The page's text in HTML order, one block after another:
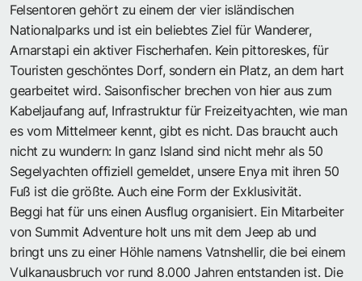
Felsentoren gehört zu einem der vier isländischen
Nationalparks und ist ein beliebtes Ziel für Wanderer,
Arnarstapi ein aktiver Fischerhafen. Kein pittoreskes, für
Touristen geschöntes Dorf, sondern ein Platz, an dem hart
gearbeitet wird. Saisonfischer brechen von hier aus zum
Kabeljaufang auf, Infrastruktur für Freizeityachten, wie man
es vom Mittelmeer kennt, gibt es nicht. Das braucht auch
nicht zu wundern: In ganz Island sind nicht mehr als 50
Segelyachten offiziell gemeldet, unsere Enya mit ihren 50
Fuß ist die größte. Auch eine Form der Exklusivität.
Beggi hat für uns einen Ausflug organisiert. Ein Mitarbeiter
von Summit Adventure holt uns mit dem Jeep ab und
bringt uns zu einer Höhle namens Vatnshellir, die bei einem
Vulkanausbruch vor rund 8.000 Jahren entstanden ist. Die